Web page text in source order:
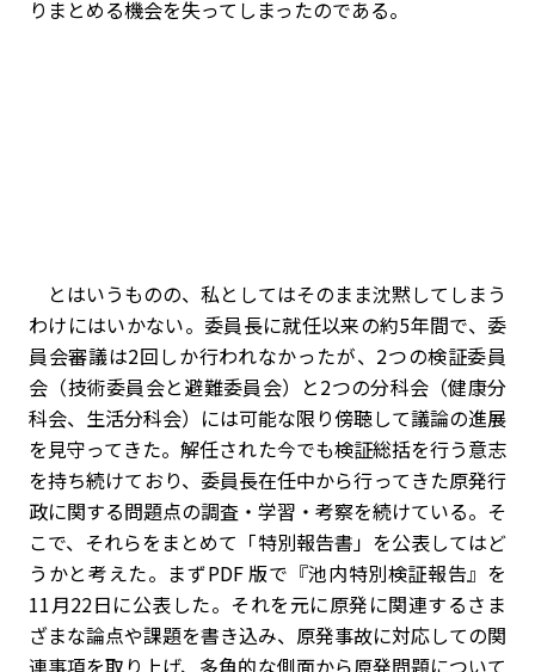
りまとめる機会を失ってしまったのである。
とはいうものの、私としてはそのまま沈黙してしまう
わけにはいかない。委員長に就任以来の約5年間で、委
員会審議は2回しか行われなかったが、2つの検証委員
会（技術委員会と避難委員会）と2つの分科会（健康分
科会、生活分科会）には可能な限り傍聴して議論の進展
を見守ってきた。解任された今でも検証総括を行う意志
を持ち続けており、委員長在任中から行ってきた原発行
政に関する問題点の調査・学習・考察を続けている。そ
こで、それらをまとめて「特別報告書」を公表してはど
うかと考えた。まずPDF 版で『池内特別検証報告』を
11月22日に公表した。それを元に原発に関連するさま
ざまな論点や課題を書き込み、原発事故に対応しての関
連事項を取り上げ、多角的な側面から原発問題について